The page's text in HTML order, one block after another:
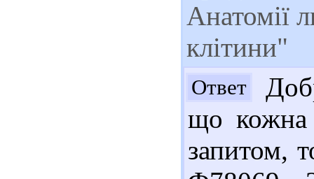
Анатомії
клітини"
Ответ
що кожна
запитом,